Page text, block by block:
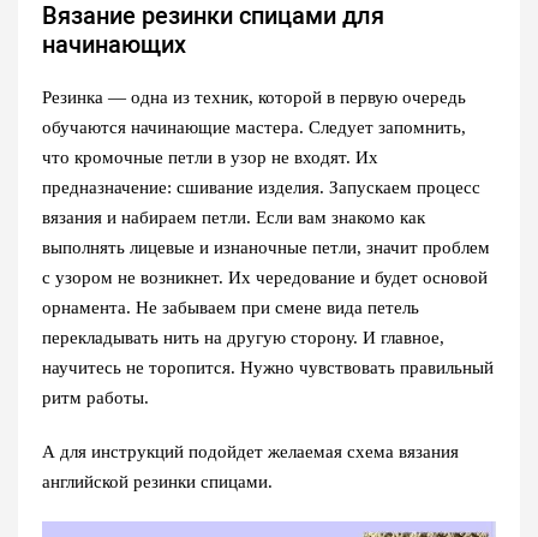
Вязание резинки спицами для
начинающих
Резинка — одна из техник, которой в первую очередь
обучаются начинающие мастера. Следует запомнить,
что кромочные петли в узор не входят. Их
предназначение: сшивание изделия. Запускаем процесс
вязания и набираем петли. Если вам знакомо как
выполнять лицевые и изнаночные петли, значит проблем
с узором не возникнет. Их чередование и будет основой
орнамента. Не забываем при смене вида петель
перекладывать нить на другую сторону. И главное,
научитесь не торопится. Нужно чувствовать правильный
ритм работы.
А для инструкций подойдет желаемая схема вязания
английской резинки спицами.